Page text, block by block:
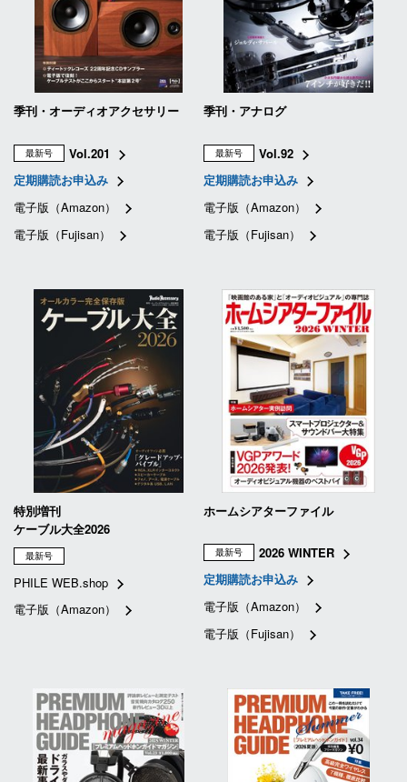
季刊・オーディオアクセサリー
最新号
Vol.201
定期購読お申込み
電子版（Amazon）
電子版（Fujisan）
季刊・アナログ
最新号
Vol.92
定期購読お申込み
電子版（Amazon）
電子版（Fujisan）
特別増刊
ケーブル大全2026
最新号
PHILE WEB.shop
電子版（Amazon）
ホームシアターファイル
最新号
2026 WINTER
定期購読お申込み
電子版（Amazon）
電子版（Fujisan）